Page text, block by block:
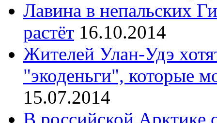
Лавина в непальских
растёт 16.10.2014
Жителей Улан-Удэ
"экоденьги", которые
15.07.2014
В российской Арктике